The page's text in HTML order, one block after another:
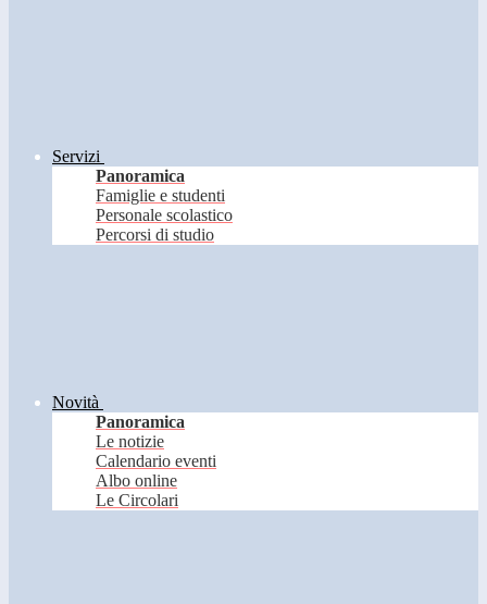
Servizi
Panoramica
Famiglie e studenti
Personale scolastico
Percorsi di studio
Novità
Panoramica
Le notizie
Calendario eventi
Albo online
Le Circolari